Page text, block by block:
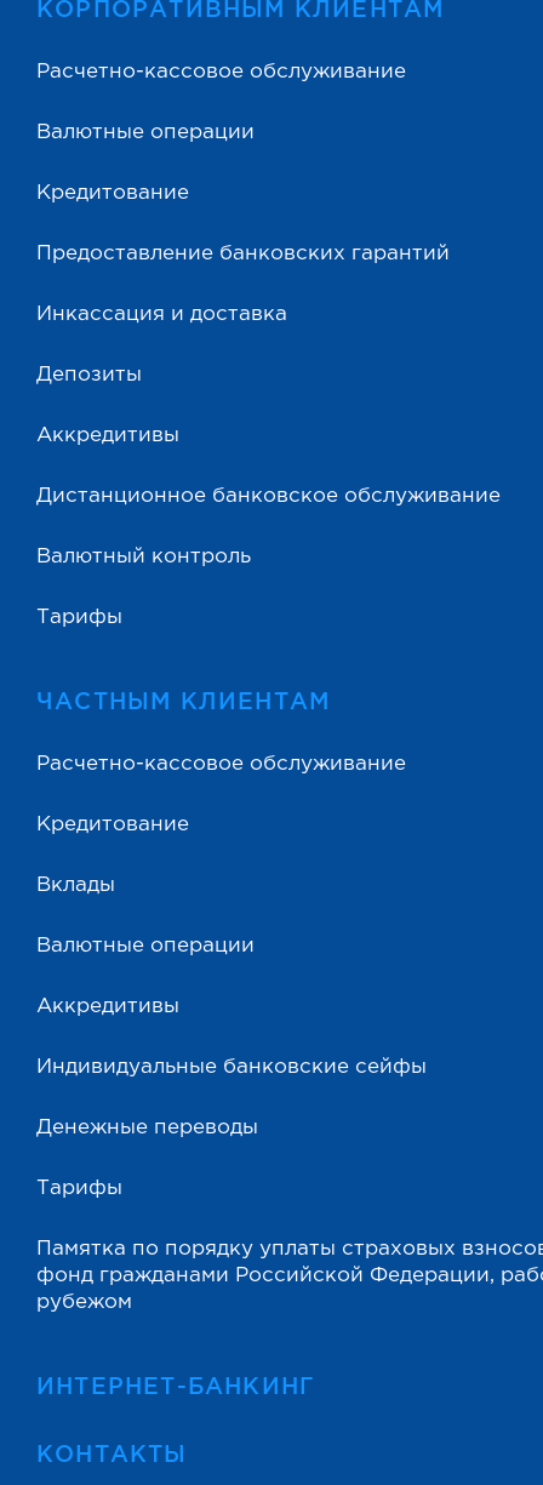
КОРПОРАТИВНЫМ КЛИЕНТАМ
Расчетно-кассовое обслуживание
Валютные операции
Кредитование
Предоставление банковских гарантий
Инкассация и доставка
Депозиты
Аккредитивы
Дистанционное банковское обслуживание
Валютный контроль
Тарифы
ЧАСТНЫМ КЛИЕНТАМ
Расчетно-кассовое обслуживание
Кредитование
Вклады
Валютные операции
Аккредитивы
Индивидуальные банковские сейфы
Денежные переводы
Тарифы
Памятка по порядку уплаты страховых
фонд гражданами Российской Федерации,
рубежом
ИНТЕРНЕТ-БАНКИНГ
КОНТАКТЫ